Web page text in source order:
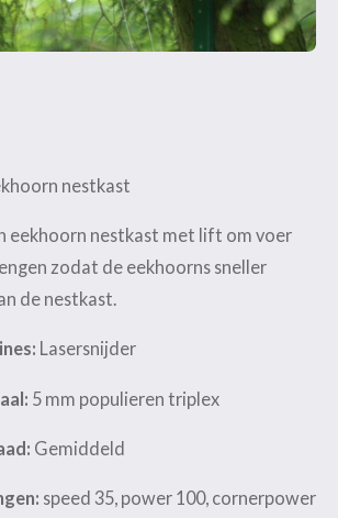
nestkast
eekhoorn nestkast met lift om voer
zodat de eekhoorns sneller
de nestkast.
Lasersnijder
5 mm populieren triplex
Gemiddeld
speed 35, power 100, cornerpower